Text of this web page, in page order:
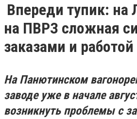
Впереди тупик: на
на ПВРЗ сложная
заказами и работой
На Панютинском
заводе уже в начале
возникнуть проблемы с